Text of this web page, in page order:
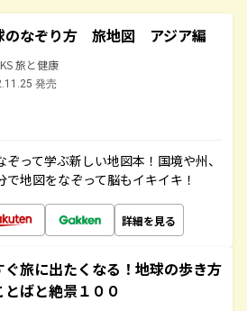
のなぞり方 旅地図 アジア編
旅と健康
発売
って学ぶ新しい地図本！国境や州、
地図をなぞって脳もイキイキ！
詳細を見る
ぐ旅に出たくなる！地球の歩き方
とばと絶景１００